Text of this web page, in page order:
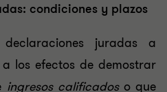
condiciones y plazos
juradas a
los efectos de demostrar
ingresos calificados o que